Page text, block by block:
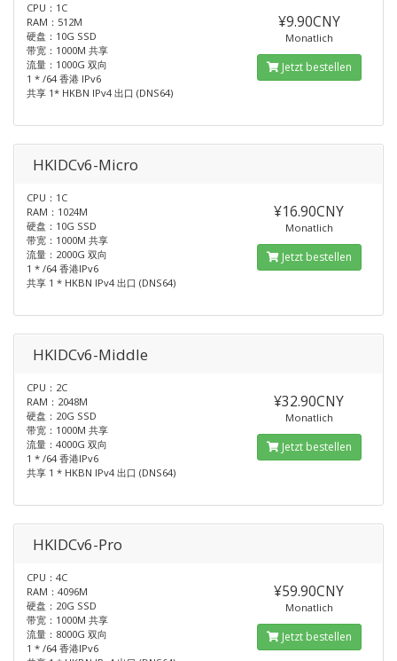
CPU：1C
RAM：512M
硬盘：10G SSD
带宽：1000M 共享
流量：1000G 双向
1 * /64 香港 IPv6
共享 1* HKBN IPv4 出口 (DNS64)
¥9.90CNY
Monatlich
Jetzt bestellen
HKIDCv6-Micro
CPU：1C
RAM：1024M
硬盘：10G SSD
带宽：1000M 共享
流量：2000G 双向
1 * /64 香港IPv6
共享 1 * HKBN IPv4 出口 (DNS64)
¥16.90CNY
Monatlich
Jetzt bestellen
HKIDCv6-Middle
CPU：2C
RAM：2048M
硬盘：20G SSD
带宽：1000M 共享
流量：4000G 双向
1 * /64 香港IPv6
共享 1 * HKBN IPv4 出口 (DNS64)
¥32.90CNY
Monatlich
Jetzt bestellen
HKIDCv6-Pro
CPU：4C
RAM：4096M
硬盘：20G SSD
带宽：1000M 共享
流量：8000G 双向
1 * /64 香港IPv6
¥59.90CNY
Monatlich
Jetzt bestellen